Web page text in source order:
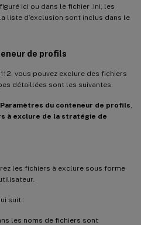
ici ou dans le fichier .ini, les
liste d’exclusion sont inclus dans le
de profils
vous pouvez exclure des fichiers
détaillées sont les suivantes.
du conteneur de profils
à exclure de la stratégie de
les fichiers à exclure sous forme
suit :
les noms de fichiers sont